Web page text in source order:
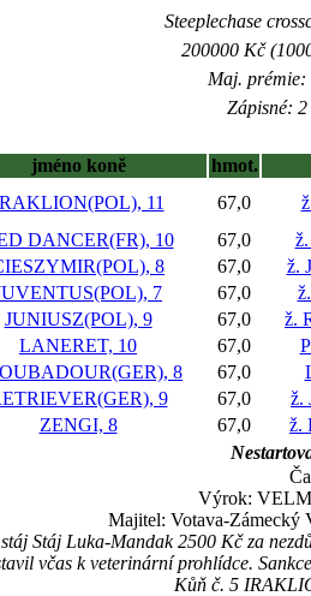
Steeplechase
200000 Kč
Maj. prémie:
Zápisné:
jméno koně
hmot.
11 67,0
DANCER(FR), 10 67,0
8 67,0
ž.
7 67,0
JUNIUSZ(POL), 9 67,0
ž.
LANERET, 10 67,0
8 67,0
9 67,0
ž.
ZENGI, 8 67,0
ž.
Výrok:
Majitel: Votava-Zámecký
Stáj Luka-Mandak 2500 Kč za
včas k veterinární prohlídce.
Kůň č. 5